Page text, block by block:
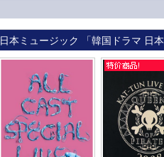
日本ミュージック 「韓国ドラマ 日